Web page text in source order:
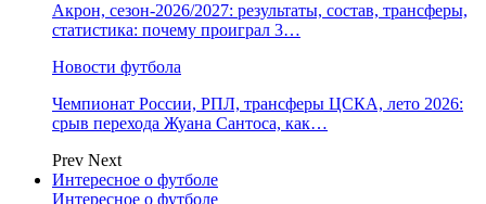
Акрон, сезон-2026/2027: результаты, состав, трансферы,
статистика: почему проиграл 3…
Новости футбола
Чемпионат России, РПЛ, трансферы ЦСКА, лето 2026:
срыв перехода Жуана Сантоса, как…
Prev Next
Интересное о футболе
Интересное о футболе